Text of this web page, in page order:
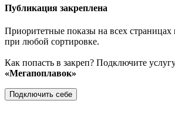
Публикация закреплена
Приоритетные показы на всех страницах
при любой сортировке.
Как попасть в закреп? Подключите
«Мегапоплавок»
Подключить себе